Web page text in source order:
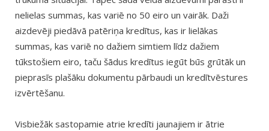
nelielas summas, kas variē no 50 eiro un vairāk. Daži
aizdevēji piedāvā patēriņa kredītus, kas ir lielākas
summas, kas variē no dažiem simtiem līdz dažiem
tūkstošiem eiro, taču šādus kredītus iegūt būs grūtāk un
pieprasīs plašāku dokumentu pārbaudi un kredītvēstures
izvērtēšanu.
Visbiežāk sastopamie atrie kredīti jaunajiem ir ātrie